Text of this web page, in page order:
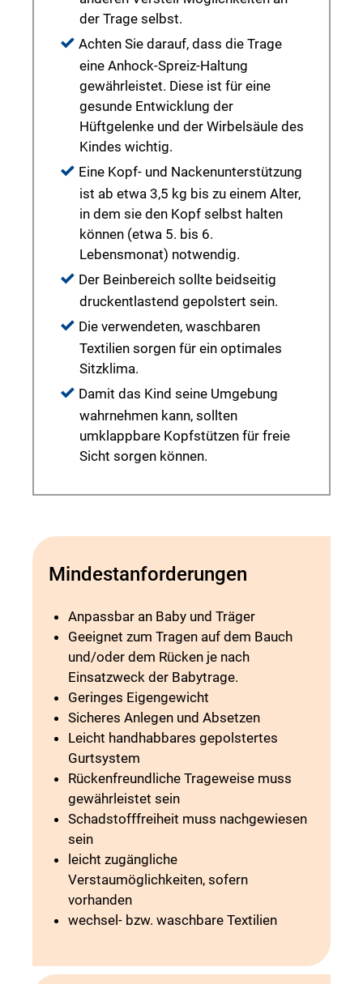
der Trage selbst.
Achten Sie darauf, dass die Trage
eine Anhock-Spreiz-Haltung
gewährleistet. Diese ist für eine
gesunde Entwicklung der
Hüftgelenke und der Wirbelsäule des
Kindes wichtig.
Eine Kopf- und Nackenunterstützung
ist ab etwa 3,5 kg bis zu einem Alter,
in dem sie den Kopf selbst halten
können (etwa 5. bis 6.
Lebensmonat) notwendig.
Der Beinbereich sollte beidseitig
druckentlastend gepolstert sein.
Die verwendeten, waschbaren
Textilien sorgen für ein optimales
Sitzklima.
Damit das Kind seine Umgebung
wahrnehmen kann, sollten
umklappbare Kopfstützen für freie
Sicht sorgen können.
Mindestanforderungen
Anpassbar an Baby und Träger
Geeignet zum Tragen auf dem Bauch
und/oder dem Rücken je nach
Einsatzweck der Babytrage.
Geringes Eigengewicht
Sicheres Anlegen und Absetzen
Leicht handhabbares gepolstertes
Gurtsystem
Rückenfreundliche Trageweise muss
gewährleistet sein
Schadstofffreiheit muss nachgewiesen
sein
leicht zugängliche
Verstaumöglichkeiten, sofern
vorhanden
wechsel- bzw. waschbare Textilien